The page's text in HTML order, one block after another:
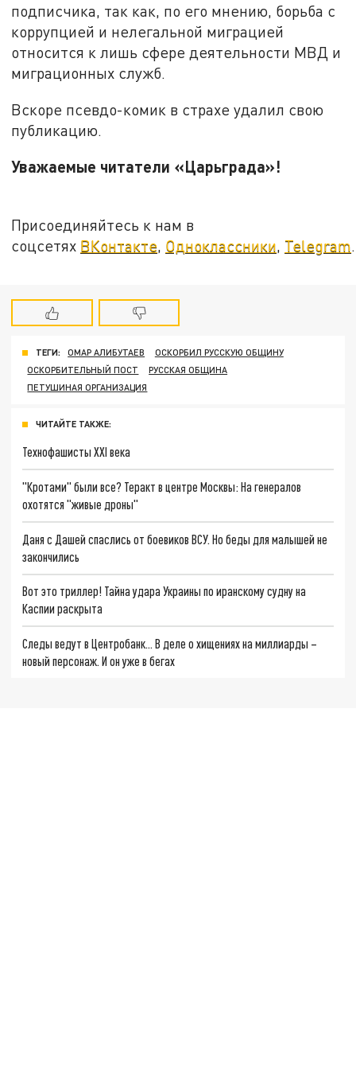
подписчика, так как, по его мнению, борьба с
коррупцией и нелегальной миграцией
относится к лишь сфере деятельности МВД и
миграционных служб.
Вскоре псевдо-комик в страхе удалил свою
публикацию.
Уважаемые читатели «Царьграда»!
Присоединяйтесь к нам в
соцсетях ВКонтакте, Одноклассники, Telegram.
ТЕГИ: ОМАР АЛИБУТАЕВ
ОСКОРБИЛ РУССКУЮ ОБЩИНУ
ОСКОРБИТЕЛЬНЫЙ ПОСТ
РУССКАЯ ОБЩИНА
ПЕТУШИНАЯ ОРГАНИЗАЦИЯ
ЧИТАЙТЕ ТАКЖЕ:
Технофашисты XXI века
"Кротами" были все? Теракт в центре Москвы: На генералов
охотятся "живые дроны"
Даня с Дашей спаслись от боевиков ВСУ. Но беды для малышей не
закончились
Вот это триллер! Тайна удара Украины по иранскому судну на
Каспии раскрыта
Следы ведут в Центробанк… В деле о хищениях на миллиарды –
новый персонаж. И он уже в бегах